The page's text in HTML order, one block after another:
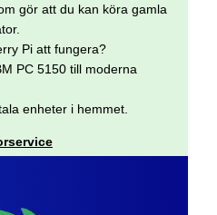
gör att du kan köra gamla
Pi att fungera?
PC 5150 till moderna
enheter i hemmet.